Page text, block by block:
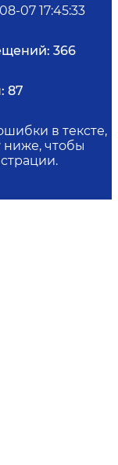
07 17:45:33
366
87
в тексте,
ниже, чтобы